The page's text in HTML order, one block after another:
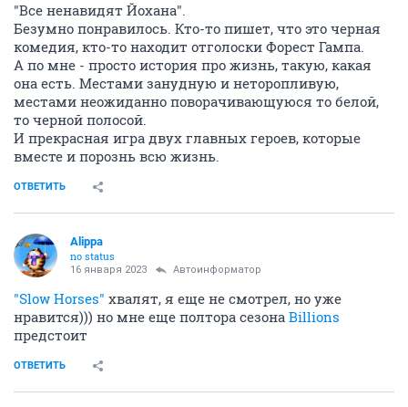
"Все ненавидят Йохана".
Безумно понравилось. Кто-то пишет, что это черная
комедия, кто-то находит отголоски Форест Гампа.
А по мне - просто история про жизнь, такую, какая
она есть. Местами занудную и неторопливую,
местами неожиданно поворачивающуюся то белой,
то черной полосой.
И прекрасная игра двух главных героев, которые
вместе и порознь всю жизнь.
ОТВЕТИТЬ
Alippa
no status
16 января 2023 Автоинформатор
"Slow Horses" хвалят, я еще не смотрел, но уже
нравится))) но мне еще полтора сезона Billions
предстоит
ОТВЕТИТЬ